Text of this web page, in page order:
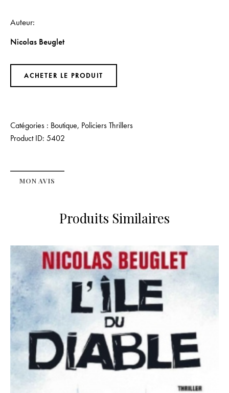
Auteur
Nicolas Beuglet
ACHETER LE PRODUIT
Catégories : Boutique, Policiers Thrillers
Product ID: 5402
MON AVIS
Produits Similaires